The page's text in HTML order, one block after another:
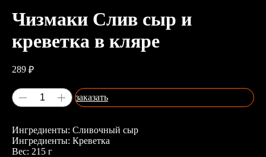
Чизмаки Слив сыр и
креветка в кляре
289 ₽
заказать
Ингредиенты: Сливочный сыр
Ингредиенты: Креветка
Вес: 215 г